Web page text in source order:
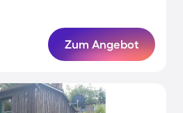
Zum Angebot